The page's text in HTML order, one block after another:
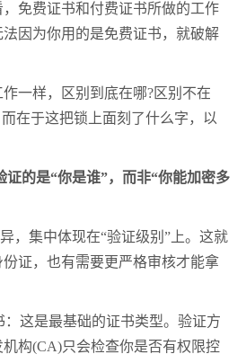
免费证书和付费证书所做的工作
因为你用的是免费证书，就破解
样，区别到底在哪?区别不在
在于这把锁上面刻了什么字，以
的是“你是谁”，而非“你能加密多
集中体现在“验证级别”上。这就
证，也有需要更严格审核才能拿
这是最基础的证书类型。验证方
构(CA)只会检查你是否有权限控